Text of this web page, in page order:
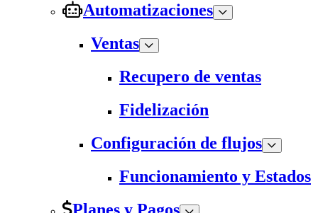
Automatizaciones
Ventas
Recupero de ventas
Fidelización
Configuración de flujos
Funcionamiento y Estados